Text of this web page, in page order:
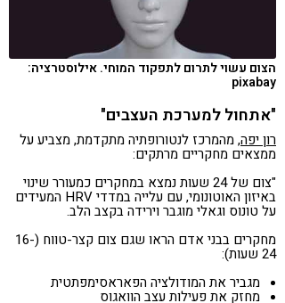
הצום עשוי לתרום לתפקוד המוחי. אילוסטרציה:
pixabay
"אתחול למערכת העצבים"
רון יפה, מהמרכז לנטורופתיה מתקדמת, מצביע על
ממצאים מחקריים מרתקים:
"צום של 24 שעות נמצא במחקרים כמעורר שינוי
באיזון האוטונומי, עם עלייה במדדי HRV המעידים
על טונוס וגאלי מוגבר וירידה בקצב הלב.
מחקרים בבני אדם הראו שגם צום קצר-טווח (16-
24 שעות):
מגביר את המודולציה הפאראסימפתטית
מחזק את פעילות עצב הוואגוס